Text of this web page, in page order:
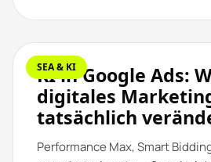
SEA & KI
KI in Google Ads:
digitales
tatsächlich
Performance Max, Smart